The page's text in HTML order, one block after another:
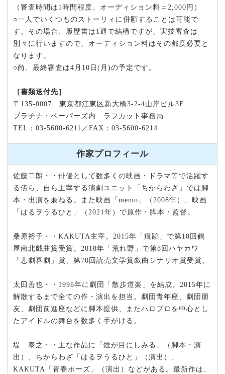
（審査時間は1時間程度、オーディション料＝2,000円）
○一人でいくつものストーリィに併願することは可能で
す。その場合、履歴書は1通で結構ですが、実技審査は
別々に行いますので、オーディション料はその都度必要と
なります。
○尚、最終審査は4月10日(月)の予定です。
［書類送付先］
〒135‐0007 東京都江東区新大橋3-2-4山岸ビル3F
プラチナ・ペーパーズ内 ラフカット事務局
TEL：03-5600-6211／FAX：03-5600-6214
作家プロフィール
佐藤二朗・・俳優として数多くの映画・ドラマ等で活躍す
る傍ら、自ら主宰する演劇ユニット「ちからわざ」では脚
本・出演を兼ねる。また映画「memo」（2008年）、映画
「はるヲうるひと」（2021年）で原作・脚本・監督。
桑原裕子・・KAKUTA主宰。2015年「痕跡」で第18回鶴
屋南北戯曲賞受賞。2018年「荒れ野」で第8回ハヤカワ
「悲劇喜劇」賞、第70回読売文学賞戯曲シナリオ賞受賞。
太田善也・・1998年に劇団「散歩道楽」を結成。2015年に
解散するまで全ての作・演出を担当。劇団青年座、劇団朋
友、劇団前進座などに脚本提供、またハロプロを中心とし
たアイドルの舞台を数多く手がける。
堤 泰之・・主な作品に「煙が目にしみる」（脚本・演
出）、ちからわざ「はるヲうるひと」（演出）、
KAKUTA「青春ポーズ」（演出）などがある。最新作は、